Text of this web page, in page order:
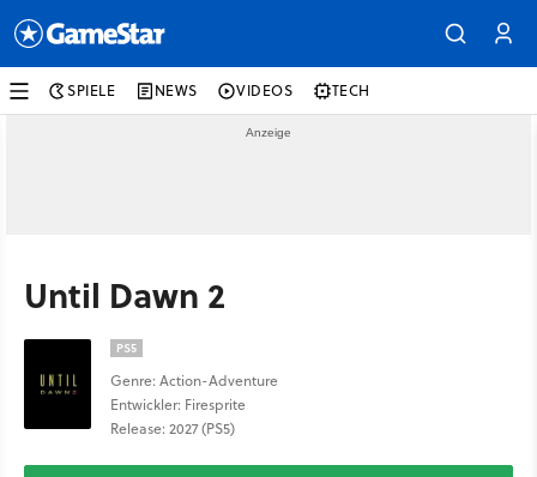
SPIELE NEWS VIDEOS TECH
Until Dawn 2
PS5
Genre: Action-Adventure
Entwickler: Firesprite
Release: 2027 (PS5)